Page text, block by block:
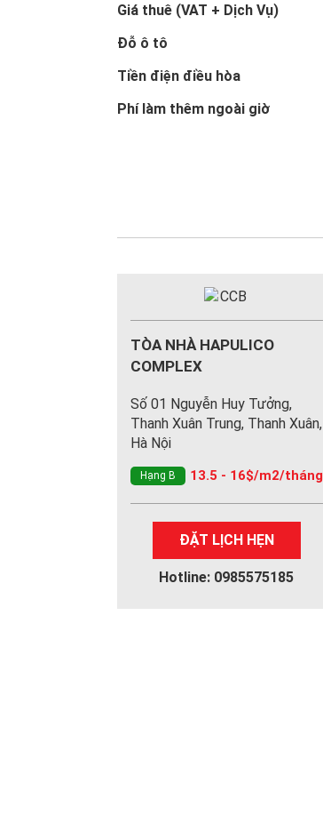
Giá thuê (VAT + Dịch Vụ)
Đỗ ô tô
Tiền điện điều hòa
Phí làm thêm ngoài giờ
TÒA NHÀ HAPULICO
COMPLEX
Số 01 Nguyễn Huy Tưởng,
Thanh Xuân Trung, Thanh Xuân,
Hà Nội
Hạng B 13.5 - 16$/m2/tháng
ĐẶT LỊCH HẸN
Hotline: 0985575185